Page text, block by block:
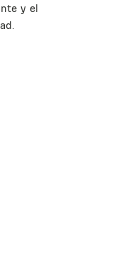
y el de mayor valor